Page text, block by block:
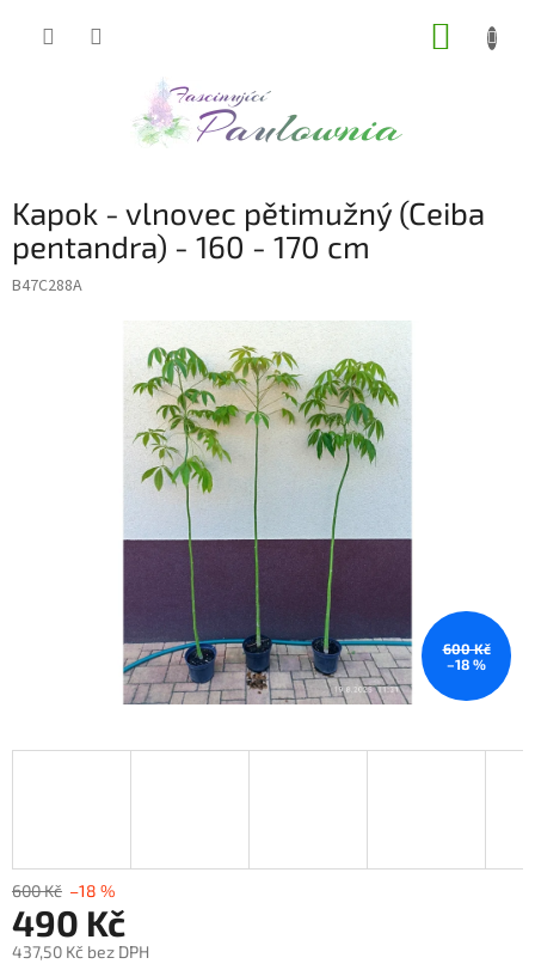
Kapok - vlnovec pětimužný (Ceiba
pentandra) - 160 - 170 cm
B47C288A
600 Kč
–18 %
600 Kč –18 %
490 Kč
437,50 Kč bez DPH